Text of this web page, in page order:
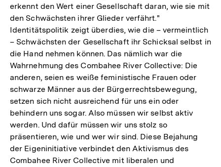
erkennt den Wert einer Gesellschaft daran, wie sie mit
den Schwächsten ihrer Glieder verfährt."
Identitätspolitik zeigt überdies, wie die – vermeintlich
– Schwächsten der Gesellschaft ihr Schicksal selbst in
die Hand nehmen können. Das nämlich war die
Wahrnehmung des Combahee River Collective: Die
anderen, seien es weiße feministische Frauen oder
schwarze Männer aus der Bürgerrechtsbewegung,
setzen sich nicht ausreichend für uns ein oder
behindern uns sogar. Also müssen wir selbst aktiv
werden. Und dafür müssen wir uns stolz so
präsentieren, wie und wer wir sind. Diese Bejahung
der Eigeninitiative verbindet den Aktivismus des
Combahee River Collective mit liberalen und